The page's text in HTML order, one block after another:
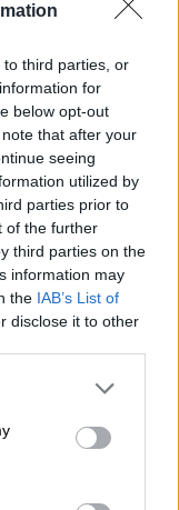
third parties, or
for
below opt-out
that after your
seeing
utilized by
parties prior to
of the further
third parties on the
information may
the IAB’s List of
disclose it to other
or more Google
You may click to
party tags to
in below Google
μετοχικού
–
49% του
της